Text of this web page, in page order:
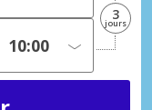
3
jours